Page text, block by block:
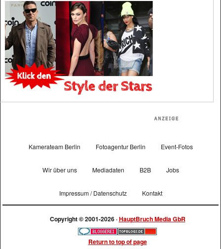
Kamerateam Berlin Fotoagentur Berlin Event-Fotos
Wir über uns Mediadaten B2B Jobs
Impressum / Datenschutz Kontakt
Copyright © 2001-2026 ·HauptBruch Media GbR
Return to top of page